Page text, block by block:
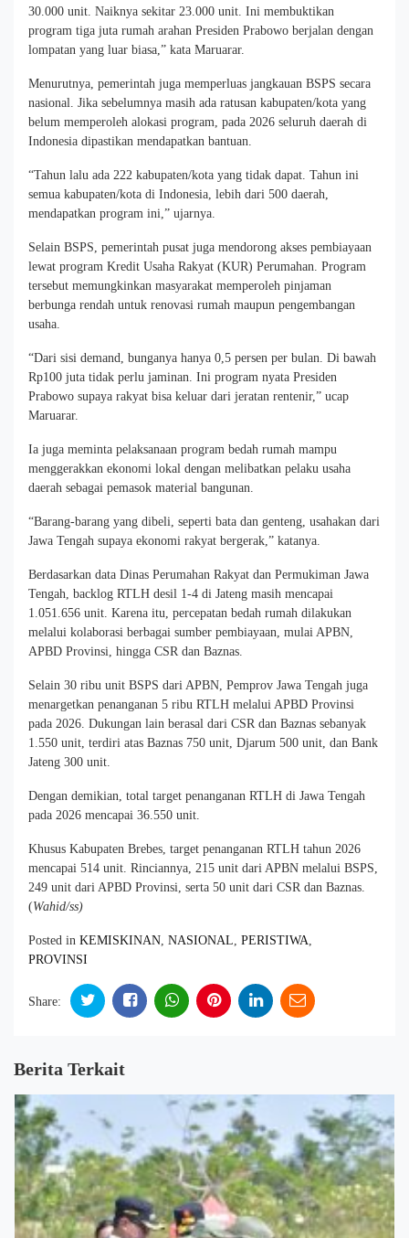
30.000 unit. Naiknya sekitar 23.000 unit. Ini membuktikan
program tiga juta rumah arahan Presiden Prabowo berjalan dengan
lompatan yang luar biasa,” kata Maruarar.
Menurutnya, pemerintah juga memperluas jangkauan BSPS secara
nasional. Jika sebelumnya masih ada ratusan kabupaten/kota yang
belum memperoleh alokasi program, pada 2026 seluruh daerah di
Indonesia dipastikan mendapatkan bantuan.
“Tahun lalu ada 222 kabupaten/kota yang tidak dapat. Tahun ini
semua kabupaten/kota di Indonesia, lebih dari 500 daerah,
mendapatkan program ini,” ujarnya.
Selain BSPS, pemerintah pusat juga mendorong akses pembiayaan
lewat program Kredit Usaha Rakyat (KUR) Perumahan. Program
tersebut memungkinkan masyarakat memperoleh pinjaman
berbunga rendah untuk renovasi rumah maupun pengembangan
usaha.
“Dari sisi demand, bunganya hanya 0,5 persen per bulan. Di bawah
Rp100 juta tidak perlu jaminan. Ini program nyata Presiden
Prabowo supaya rakyat bisa keluar dari jeratan rentenir,” ucap
Maruarar.
Ia juga meminta pelaksanaan program bedah rumah mampu
menggerakkan ekonomi lokal dengan melibatkan pelaku usaha
daerah sebagai pemasok material bangunan.
“Barang-barang yang dibeli, seperti bata dan genteng, usahakan dari
Jawa Tengah supaya ekonomi rakyat bergerak,” katanya.
Berdasarkan data Dinas Perumahan Rakyat dan Permukiman Jawa
Tengah, backlog RTLH desil 1-4 di Jateng masih mencapai
1.051.656 unit. Karena itu, percepatan bedah rumah dilakukan
melalui kolaborasi berbagai sumber pembiayaan, mulai APBN,
APBD Provinsi, hingga CSR dan Baznas.
Selain 30 ribu unit BSPS dari APBN, Pemprov Jawa Tengah juga
menargetkan penanganan 5 ribu RTLH melalui APBD Provinsi
pada 2026. Dukungan lain berasal dari CSR dan Baznas sebanyak
1.550 unit, terdiri atas Baznas 750 unit, Djarum 500 unit, dan Bank
Jateng 300 unit.
Dengan demikian, total target penanganan RTLH di Jawa Tengah
pada 2026 mencapai 36.550 unit.
Khusus Kabupaten Brebes, target penanganan RTLH tahun 2026
mencapai 514 unit. Rinciannya, 215 unit dari APBN melalui BSPS,
249 unit dari APBD Provinsi, serta 50 unit dari CSR dan Baznas.
(Wahid/ss)
Posted in KEMISKINAN NASIONAL PERISTIWA
PROVINSI
Share:
Berita Terkait